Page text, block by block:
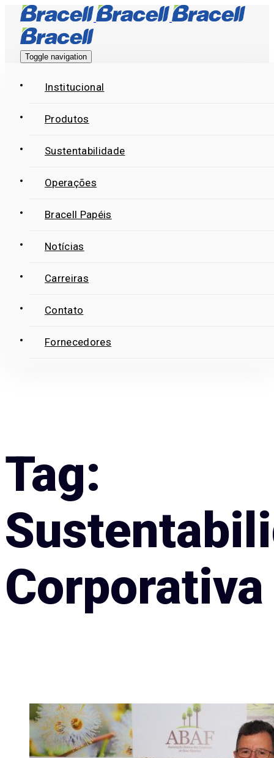
Skip
links
Skip
primary
Skip
Toggle navigation
Institucional
Produtos
Sustentabilidade
Operações
Bracell Papéis
Notícias
Carreiras
Contato
Fornecedores
Tag:
Corporativa